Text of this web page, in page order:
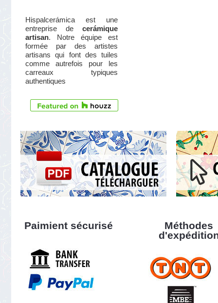
Hispalcerámica est une
entreprise de cerámique
artisan. Notre équipe est
formée par des artistes
artisans qui font des tuiles
comme autrefois pour les
carreaux typiques
authentiques
Paimient sécurisé
Méthodes